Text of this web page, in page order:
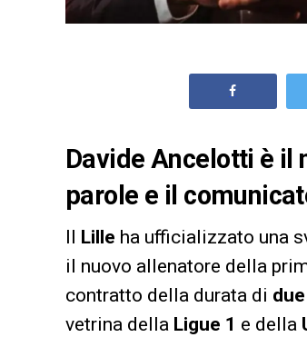
Davide Ancelotti è il
parole e il
Il Lille ha ufficializzato una
il nuovo allenatore della
contratto della durata di
vetrina della Ligue 1 e della